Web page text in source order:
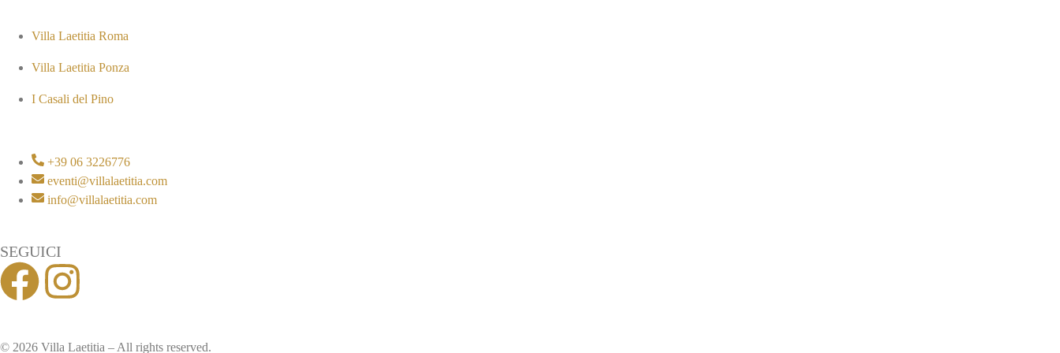
Villa Laetitia Roma
Villa Laetitia Ponza
I Casali del Pino
+39 06 3226776
eventi@villalaetitia.com
info@villalaetitia.com
SEGUICI
© 2026 Villa Laetitia – All rights reserved.